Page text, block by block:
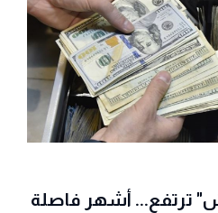
ترتفع... أشهر فاصلة